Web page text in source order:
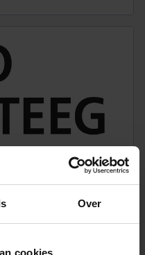
Over
cookies
op
dienst